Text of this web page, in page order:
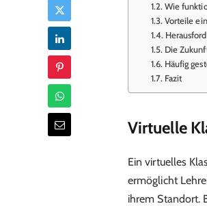
Wie
Vorteile
Die
Häufig
Fazit
Virtuelle
Ein virtuelles
ermöglicht
ihrem Standort.